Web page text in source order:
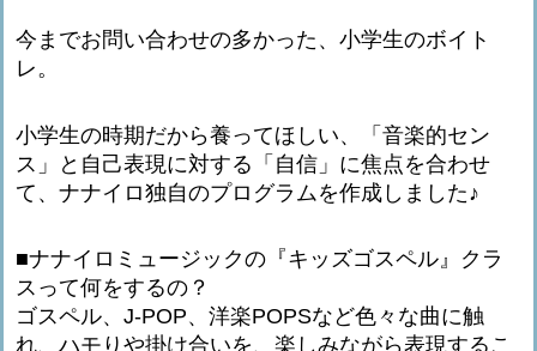
今までお問い合わせの多かった、小学生のボイト
レ。
小学生の時期だから養ってほしい、「音楽的セン
ス」と自己表現に対する「自信」に焦点を合わせ
て、ナナイロ独自のプログラムを作成しました♪
■ナナイロミュージックの『キッズゴスペル』クラ
スって何をするの？
ゴスペル、J-POP、洋楽POPSなど色々な曲に触
れ、ハモりや掛け合いを、楽しみながら表現するこ